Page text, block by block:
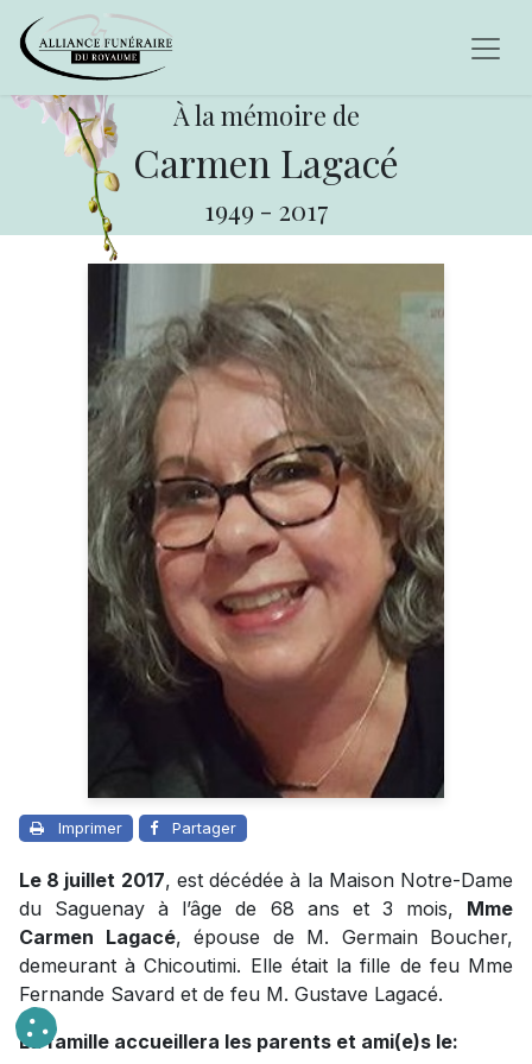
À la mémoire de
Carmen Lagacé
1949 - 2017
Imprimer Partager
Le 8 juillet 2017, est décédée à la Maison Notre-Dame
du Saguenay à l’âge de 68 ans et 3 mois, Mme
Carmen Lagacé, épouse de M. Germain Boucher,
demeurant à Chicoutimi. Elle était la fille de feu Mme
Fernande Savard et de feu M. Gustave Lagacé.
La famille accueillera les parents et ami(e)s le: